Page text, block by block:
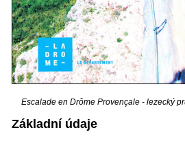
Escalade en Drôme Provençale - lezecký
Základní údaje